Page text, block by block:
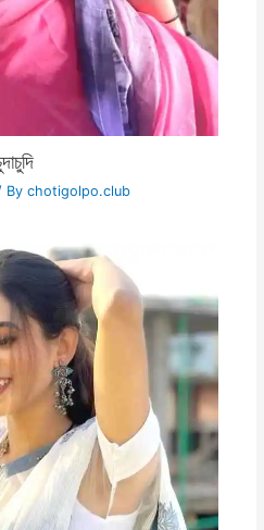
chotigolpo.club